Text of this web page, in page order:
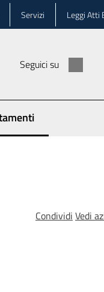
Servizi Leggi Atti
Seguici su
Condividi Vedi